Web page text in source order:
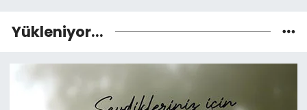
Yükleniyor...